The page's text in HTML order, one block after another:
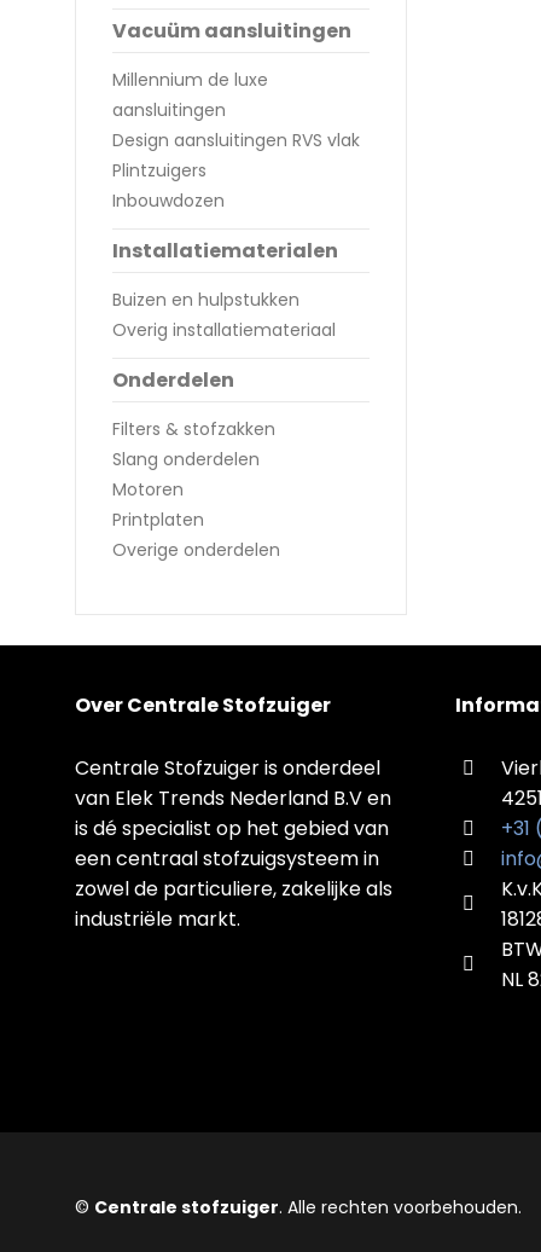
Vacuüm aansluitingen
Millennium de luxe
aansluitingen
Design aansluitingen RVS vlak
Plintzuigers
Inbouwdozen
Installatiematerialen
Buizen en hulpstukken
Overig installatiemateriaal
Onderdelen
Filters & stofzakken
Slang onderdelen
Motoren
Printplaten
Overige onderdelen
Over Centrale Stofzuiger
Centrale Stofzuiger is onderdeel
van Elek Trends Nederland B.V en
is dé specialist op het gebied van
een centraal stofzuigsysteem in
zowel de particuliere, zakelijke als
industriële markt.
NL
© Centrale stofzuiger. Alle rechten voorbehouden.